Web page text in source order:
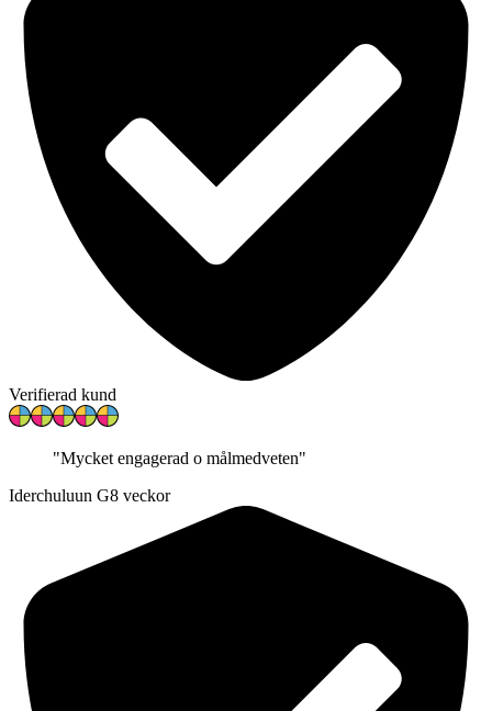
Verifierad kund
"Mycket engagerad o målmedveten"
Iderchuluun G8 veckor